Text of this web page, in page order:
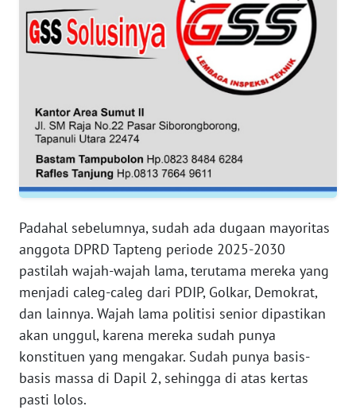
Padahal sebelumnya, sudah ada dugaan mayoritas
anggota DPRD Tapteng periode 2025-2030
pastilah wajah-wajah lama, terutama mereka yang
menjadi caleg-caleg dari PDIP, Golkar, Demokrat,
dan lainnya. Wajah lama politisi senior dipastikan
akan unggul, karena mereka sudah punya
konstituen yang mengakar. Sudah punya basis-
basis massa di Dapil 2, sehingga di atas kertas
pasti lolos.
RIAU
WN
WN
JAMBI
WN
SULTRA
WN
WN
SULTENG
WN
SULBAR
WN